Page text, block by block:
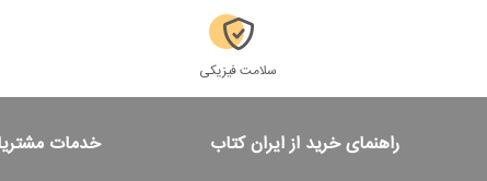
سلامت فیزیکی
راهنمای خرید از ایران کتاب خدمات